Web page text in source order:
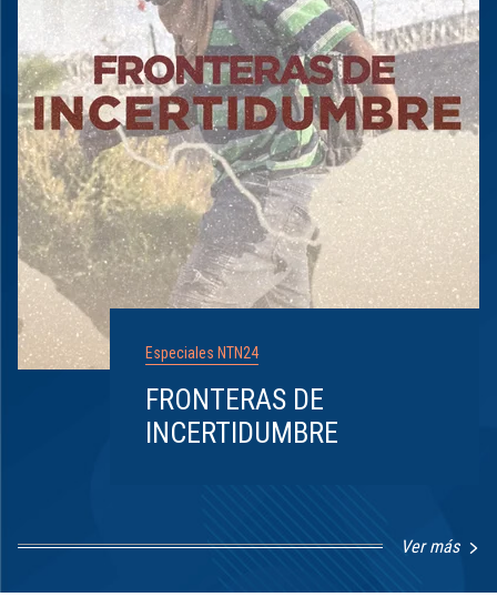
Especiales NTN24
FRONTERAS DE
INCERTIDUMBRE
Ver más